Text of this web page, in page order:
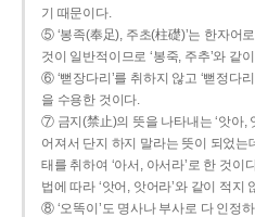
기 때문이다.
⑤ ‘봉족(奉足), 주초(柱礎)’는 한자어
것이 일반적이므로 ‘봉죽, 주추’와 같
⑥ ‘뻗장다리’를 취하지 않고 ‘뻗정다
을 수용한 것이다.
⑦ 금지(禁止)의 뜻을 나타내는 ‘앗아,
어져서 단지 하지 말라는 뜻이 되었는
태를 취하여 ‘아서, 아서라’로 한 것이
법에 따라 ‘앗어, 앗어라’와 같이 적지
⑧ ‘오똑이’도 명사나 부사로 다 인정